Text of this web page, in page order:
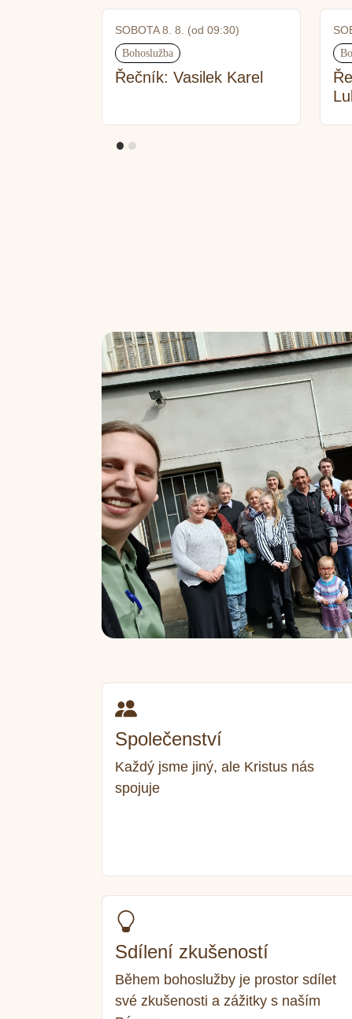
SOBOTA 8. 8. (od 09:30)
Bohoslužba
Řečník: Vasilek Karel
Společenství
Každý jsme jiný, ale Kristus nás
spojuje
Sdílení zkušeností
Během bohoslužby je prostor sdílet
své zkušenosti a zážitky s naším